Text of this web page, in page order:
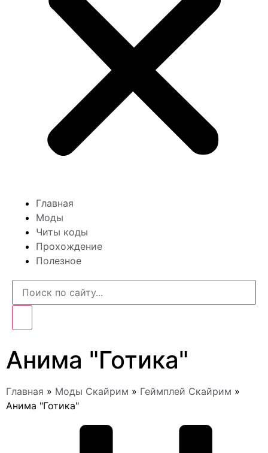
Главная
Моды
Читы коды
Прохождение
Полезное
Анима "Готика"
Главная » Моды Скайрим » Геймплей Скайрим »
Анима "Готика"